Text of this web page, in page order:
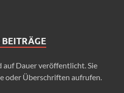
auf Dauer veröffentlicht. Sie
oder Überschriften aufrufen.